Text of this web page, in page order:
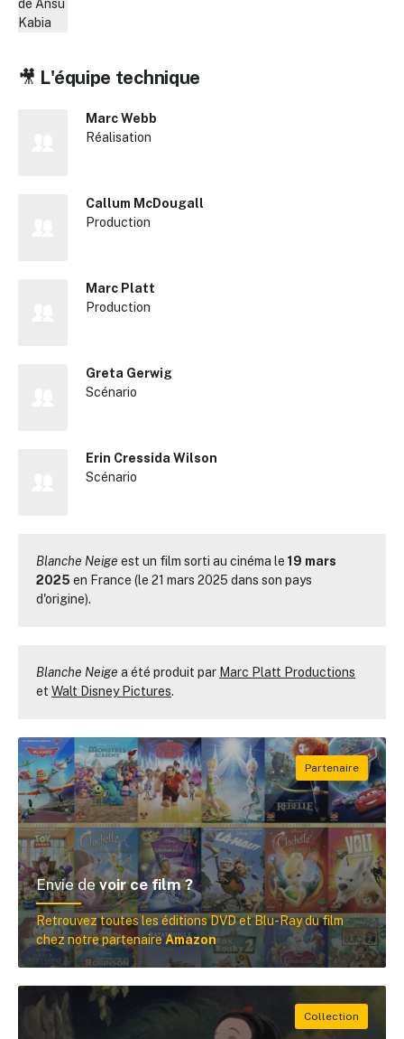
🎥 L'équipe technique
Marc Webb
Réalisation
Callum McDougall
Production
Marc Platt
Production
Greta Gerwig
Scénario
Erin Cressida Wilson
Scénario
Blanche Neige est un film sorti au cinéma le 19 mars
2025 en France (le 21 mars 2025 dans son pays
d'origine).
Blanche Neige a été produit par Marc Platt Productions
et Walt Disney Pictures.
Envie devoir ce film ?
Retrouvez toutes les éditions DVD et Blu-Ray du film
chez notre partenaireAmazon